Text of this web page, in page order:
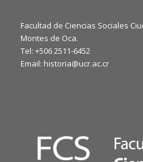
Facultad de Ciencias Sociales
Montes de Oca.
Tel: +506 2511-6452
Email: historia@ucr.ac.cr